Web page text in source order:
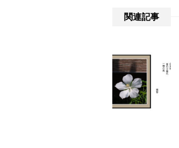
関連記事